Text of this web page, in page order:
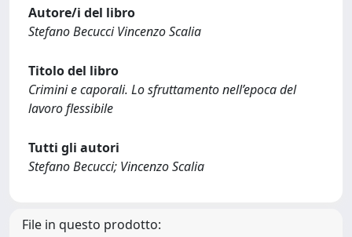
Autore/i del libro
Stefano Becucci Vincenzo Scalia
Titolo del libro
Crimini e caporali. Lo sfruttamento nell’epoca del
lavoro flessibile
Tutti gli autori
Stefano Becucci; Vincenzo Scalia
File in questo prodotto: